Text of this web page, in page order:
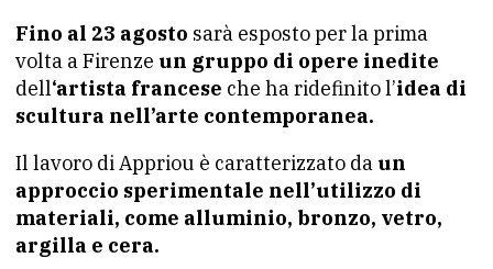
Fino al 23 agosto sarà esposto per la prima
volta a Firenze un gruppo di opere inedite
dell‘artista francese che ha ridefinito l’idea di
scultura nell’arte contemporanea.
Il lavoro di Appriou è caratterizzato da un
approccio sperimentale nell’utilizzo di
materiali, come alluminio, bronzo, vetro,
argilla e cera.